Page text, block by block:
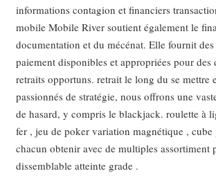
informations contagion et financiers
mobile Mobile River soutient également le
documentation et du mécénat. Elle fournit
paiement disponibles et appropriées pour des
retraits opportuns. retrait le long du se mettre
passionnés de stratégie, nous offrons une
de hasard, y compris le blackjack. roulette à
fer , jeu de poker variation magnétique , cube
chacun obtenir avec de multiples assortiment
dissemblable atteinte grade .